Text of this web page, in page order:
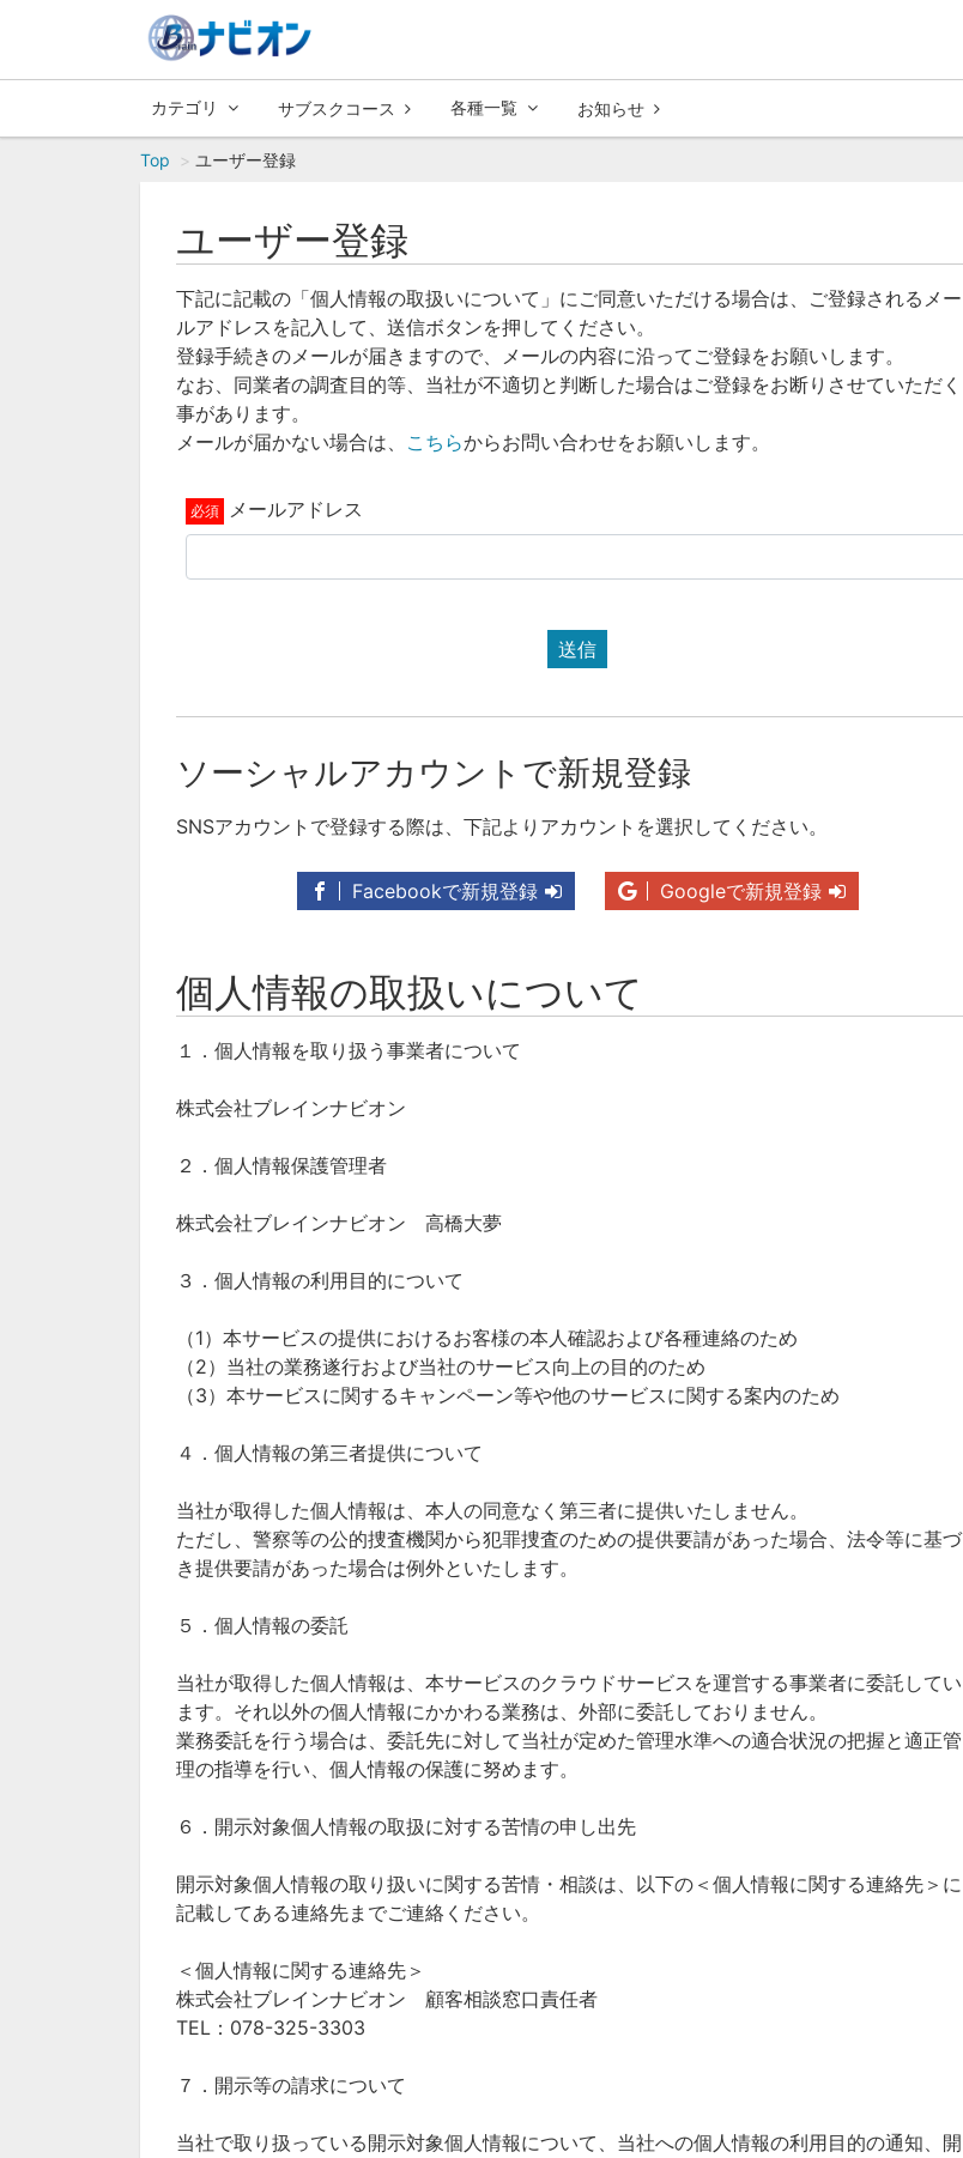
カテゴリ サブスクコース 各種一覧 お知らせ
Top ユーザー登録
ユーザー登録
下記に記載の「個人情報の取扱いについて」にご同意いただける場合は、ご登録されるメー
ルアドレスを記入して、送信ボタンを押してください。
登録手続きのメールが届きますので、メールの内容に沿ってご登録をお願いします。
なお、同業者の調査目的等、当社が不適切と判断した場合はご登録をお断りさせていただく
事があります。
メールが届かない場合は、 こちらからお問い合わせをお願いします。
メールアドレス
送信
ソーシャルアカウントで新規登録
SNSアカウントで登録する際は、下記よりアカウントを選択してください。
Facebookで新規登録 Googleで新規登録
個人情報の取扱いについて
１．個人情報を取り扱う事業者について
株式会社ブレインナビオン
２．個人情報保護管理者
株式会社ブレインナビオン 高橋大夢
３．個人情報の利用目的について
（1）本サービスの提供におけるお客様の本人確認および各種連絡のため
（2）当社の業務遂行および当社のサービス向上の目的のため
（3）本サービスに関するキャンペーン等や他のサービスに関する案内のため
４．個人情報の第三者提供について
当社が取得した個人情報は、本人の同意なく第三者に提供いたしません。
ただし、警察等の公的捜査機関から犯罪捜査のための提供要請があった場合、法令等に基づ
き提供要請があった場合は例外といたします。
５．個人情報の委託
当社が取得した個人情報は、本サービスのクラウドサービスを運営する事業者に委託してい
ます。それ以外の個人情報にかかわる業務は、外部に委託しておりません。
業務委託を行う場合は、委託先に対して当社が定めた管理水準への適合状況の把握と適正管
理の指導を行い、個人情報の保護に努めます。
６．開示対象個人情報の取扱に対する苦情の申し出先
開示対象個人情報の取り扱いに関する苦情・相談は、以下の＜個人情報に関する連絡先＞に
記載してある連絡先までご連絡ください。
＜個人情報に関する連絡先＞
株式会社ブレインナビオン 顧客相談窓口責任者
TEL：078-325-3303
７．開示等の請求について
当社で取り扱っている開示対象個人情報について、当社への個人情報の利用目的の通知、開